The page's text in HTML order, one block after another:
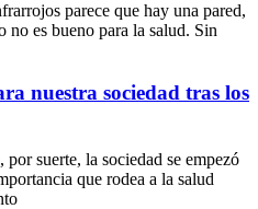
parece que hay una pared,
no es bueno para la salud. Sin
nuestra sociedad tras los
suerte, la sociedad se empezó
que rodea a la salud